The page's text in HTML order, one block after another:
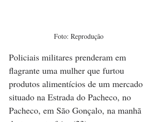
Foto: Reprodução
Policiais militares prenderam em
flagrante uma mulher que furtou
produtos alimentícios de um mercado
situado na Estrada do Pacheco, no
Pacheco, em São Gonçalo, na manhã